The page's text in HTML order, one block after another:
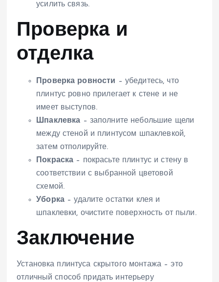
усилить связь.
Проверка и
отделка
Проверка ровности – убедитесь, что
плинтус ровно прилегает к стене и не
имеет выступов.
Шпаклевка – заполните небольшие щели
между стеной и плинтусом шпаклевкой,
затем отполируйте.
Покраска – покрасьте плинтус и стену в
соответствии с выбранной цветовой
схемой.
Уборка– удалите остатки клея и
шпаклевки, очистите поверхность от пыли.
Заключение
Установка плинтуса скрытого монтажа – это
отличный способ придать интерьеру